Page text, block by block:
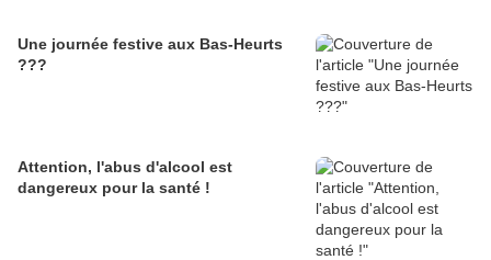
Une journée festive aux Bas-Heurts
???
Attention, l'abus d'alcool est
dangereux pour la santé !